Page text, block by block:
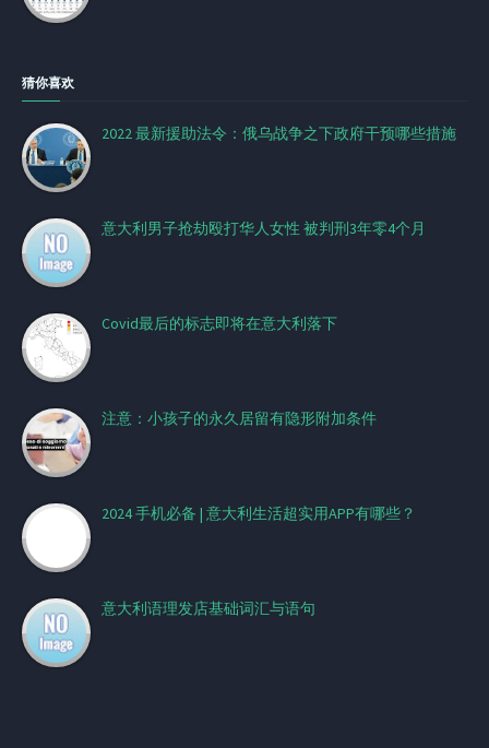
猜你喜欢
2022 最新援助法令：俄乌战争之下政府干预哪些措施
意大利男子抢劫殴打华人女性 被判刑3年零4个月
Covid最后的标志即将在意大利落下
注意：小孩子的永久居留有隐形附加条件
2024 手机必备 | 意大利生活超实用APP有哪些？
意大利语理发店基础词汇与语句